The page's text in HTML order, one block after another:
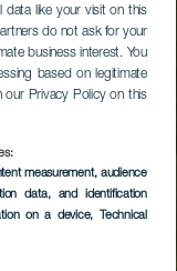
data like your visit on this
do not ask for your
business interest. You
based on legitimate
our Privacy Policy on this
measurement, audience
data, and identification
on a device, Technical